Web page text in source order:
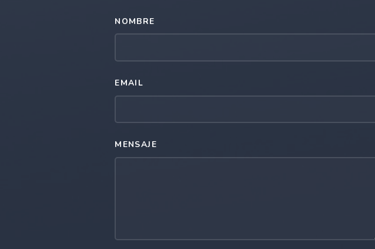
NOMBRE
EMAIL
MENSAJE